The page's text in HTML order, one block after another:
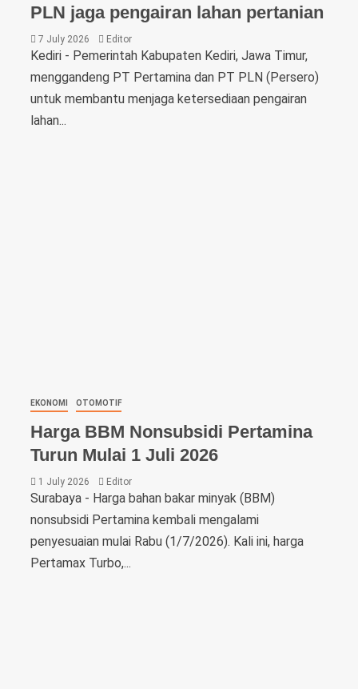
PLN jaga pengairan lahan pertanian
7 July 2026 Editor
Kediri - Pemerintah Kabupaten Kediri, Jawa Timur,
menggandeng PT Pertamina dan PT PLN (Persero)
untuk membantu menjaga ketersediaan pengairan
lahan...
EKONOMI OTOMOTIF
Harga BBM Nonsubsidi Pertamina
Turun Mulai 1 Juli 2026
1 July 2026 Editor
Surabaya - Harga bahan bakar minyak (BBM)
nonsubsidi Pertamina kembali mengalami
penyesuaian mulai Rabu (1/7/2026). Kali ini, harga
Pertamax Turbo,...